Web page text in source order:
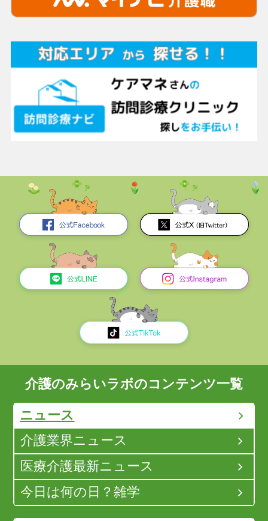
介護のみらいラボのコンテンツ一覧
ニュース
介護業界ニュース
医療介護最新ニュース
今日は何の日？雑学